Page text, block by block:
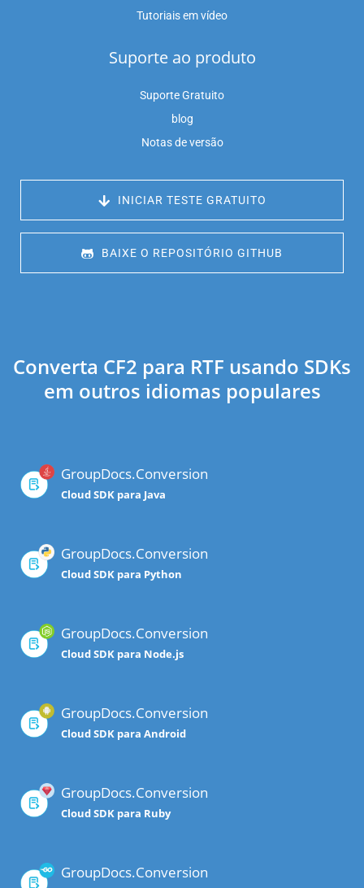
Tutoriais em vídeo
Suporte ao produto
Suporte Gratuito
blog
Notas de versão
INICIAR TESTE GRATUITO
BAIXE O REPOSITÓRIO GITHUB
Converta CF2 para RTF usando SDKs
em outros idiomas populares
GroupDocs.Conversion
Cloud SDK para Java
GroupDocs.Conversion
Cloud SDK para Python
GroupDocs.Conversion
Cloud SDK para Node.js
GroupDocs.Conversion
Cloud SDK para Android
GroupDocs.Conversion
Cloud SDK para Ruby
GroupDocs.Conversion